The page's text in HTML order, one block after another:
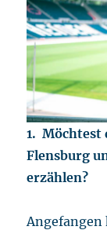
1. Möchtest
Flensburg
erzählen?
Angefangen